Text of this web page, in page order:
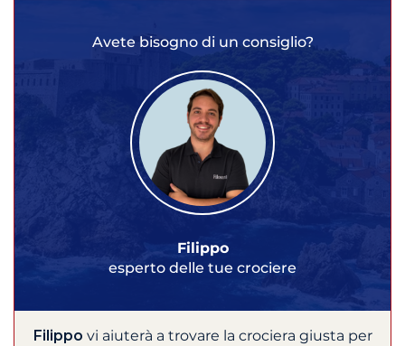
Avete bisogno di un consiglio?
Filippo
esperto delle tue crociere
Filippo vi aiuterà a trovare la crociera giusta per